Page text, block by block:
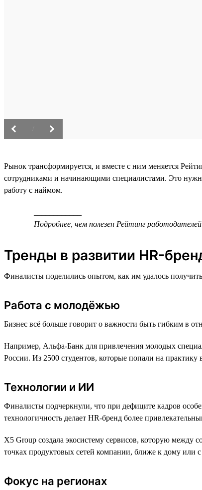
Рынок трансформируется, и вместе с ним меняется
сотрудниками и начинающими специалистами. Это
работу с наймом.
Подробнее, чем полезен Рейтинг
Тренды в развитии HR-
Финалисты поделились опытом, как им удалось
Работа с молодёжью
Бизнес всё больше говорит о важности быть гибким в
Например, Альфа-Банк для привлечения молодых
России. Из 2500 студентов, которые попали на
Технологии и ИИ
Финалисты подчеркнули, что при дефиците кадров
технологичность делает HR-бренд более
X5 Group создала экосистему сервисов, которую
точках продуктовых сетей компании, ближе к дому или
Фокус на регионах